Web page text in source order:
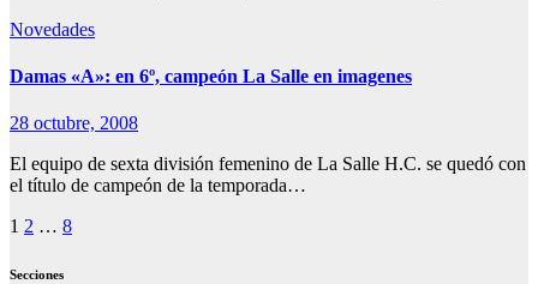
Novedades
Damas «A»: en 6º, campeón La Salle en imagenes
28 octubre, 2008
El equipo de sexta división femenino de La Salle H.C. se quedó con
el título de campeón de la temporada…
Paginación
de
1 2 … 8
Secciones